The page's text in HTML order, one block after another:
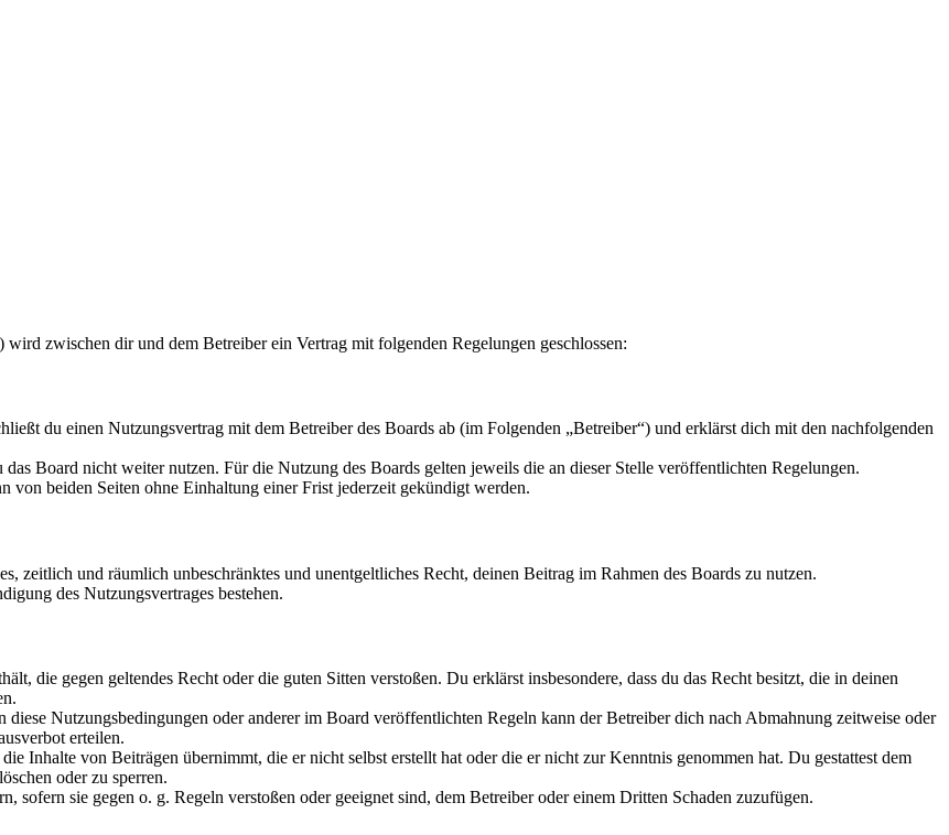
zwischen dir und dem Betreiber ein Vertrag mit folgenden Regelungen geschlossen:
du einen Nutzungsvertrag mit dem Betreiber des Boards ab (im Folgenden „Betreiber“) und erklärst dich mit den nachfolgenden
Board nicht weiter nutzen. Für die Nutzung des Boards gelten jeweils die an dieser Stelle veröffentlichten Regelungen.
beiden Seiten ohne Einhaltung einer Frist jederzeit gekündigt werden.
zeitlich und räumlich unbeschränktes und unentgeltliches Recht, deinen Beitrag im Rahmen des Boards zu nutzen.
des Nutzungsvertrages bestehen.
die gegen geltendes Recht oder die guten Sitten verstoßen. Du erklärst insbesondere, dass du das Recht besitzt, die in deinen
diese Nutzungsbedingungen oder anderer im Board veröffentlichten Regeln kann der Betreiber dich nach Abmahnung zeitweise oder
erteilen.
Inhalte von Beiträgen übernimmt, die er nicht selbst erstellt hat oder die er nicht zur Kenntnis genommen hat. Du gestattest dem
oder zu sperren.
sofern sie gegen o. g. Regeln verstoßen oder geeignet sind, dem Betreiber oder einem Dritten Schaden zuzufügen.